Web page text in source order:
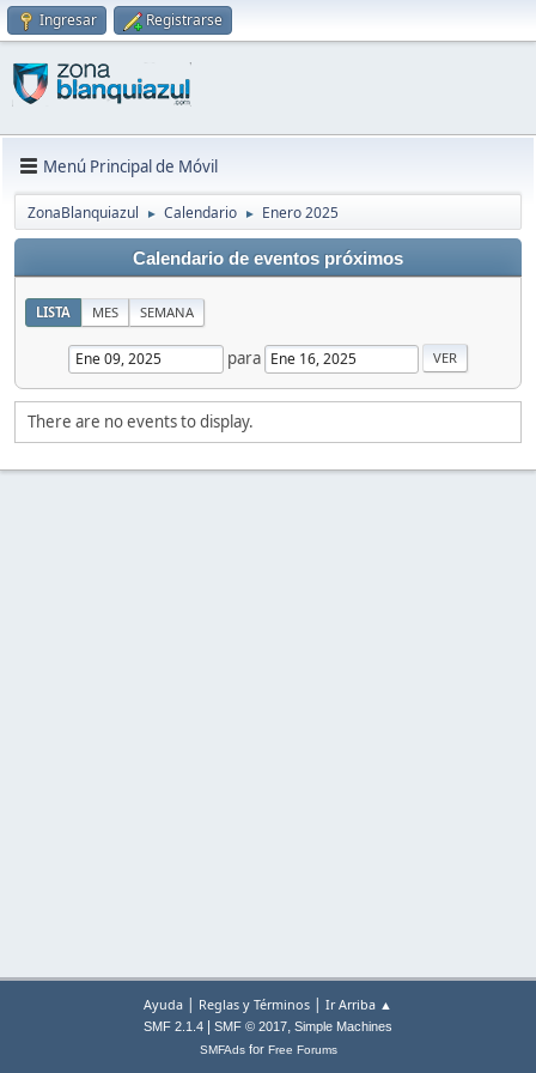
Ingresar Registrarse
Menú Principal de Móvil
ZonaBlanquiazul ► Calendario ► Enero 2025
Calendario de eventos próximos
LISTA MES SEMANA
para
There are no events to display.
Ayuda | Reglas y Términos | Ir Arriba ▲
SMF 2.1.4 SMF © 2017, Simple Machines
SMFAdsfor Free Forums